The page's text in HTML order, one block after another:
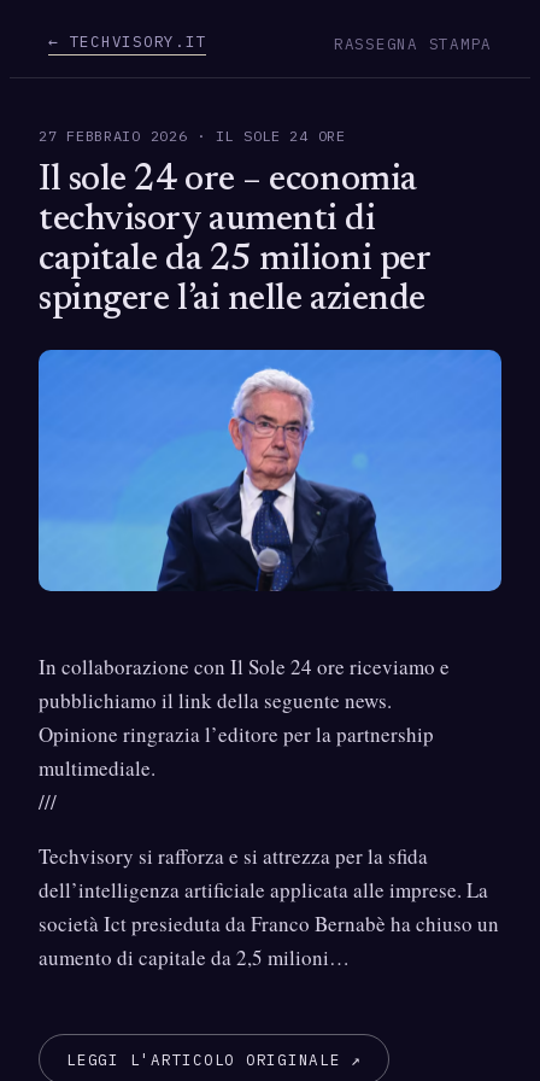
← TECHVISORY.IT RASSEGNA STAMPA
27 FEBBRAIO 2026 · IL SOLE 24 ORE
Il sole 24 ore – economia
techvisory aumenti di
capitale da 25 milioni per
spingere l’ai nelle aziende
In collaborazione con Il Sole 24 ore riceviamo e
pubblichiamo il link della seguente news.
Opinione ringrazia l’editore per la partnership
multimediale.
///
Techvisory si rafforza e si attrezza per la sfida
dell’intelligenza artificiale applicata alle imprese. La
società Ict presieduta da Franco Bernabè ha chiuso un
aumento di capitale da 2,5 milioni…
LEGGI L'ARTICOLO ORIGINALE ↗